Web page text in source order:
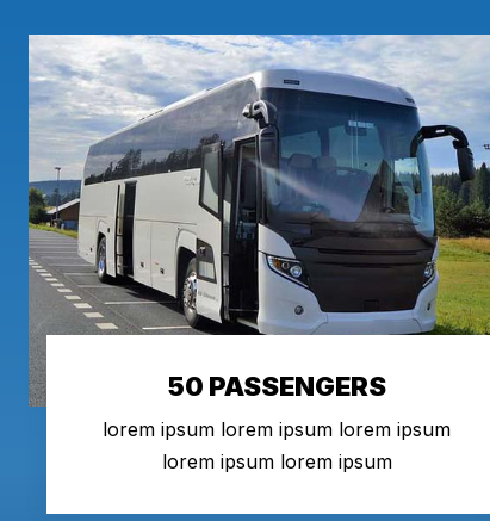
50 PASSENGERS
lorem ipsum lorem ipsum lorem ipsum
lorem ipsum lorem ipsum